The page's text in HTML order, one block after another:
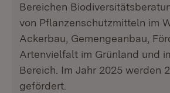
Bereichen
von Pflanzenschutzmitteln im
Ackerbau, Gemengeanbau,
Artenvielfalt im Grünland und
Bereich. Im Jahr 2025 werden
gefördert.